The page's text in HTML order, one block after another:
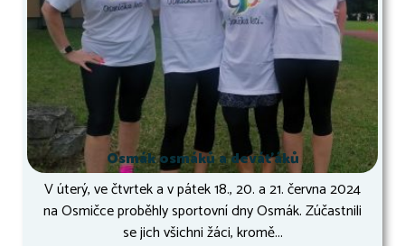
Osmák osmáků a deváťáků
V úterý, ve čtvrtek a v pátek 18., 20. a 21. června 2024
na Osmičce proběhly sportovní dny Osmák. Zúčastnili
se jich všichni žáci, kromě...